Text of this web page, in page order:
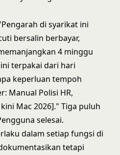
di syarikat ini
bersalin berbayar,
4 minggu
terpakai dari hari
keperluan tempoh
Manual Polisi HR,
Mac 2026]." Tiga puluh
selesai.
dalam setiap fungsi di
tetapi